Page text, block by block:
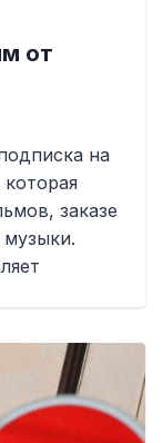
от
на
заказе